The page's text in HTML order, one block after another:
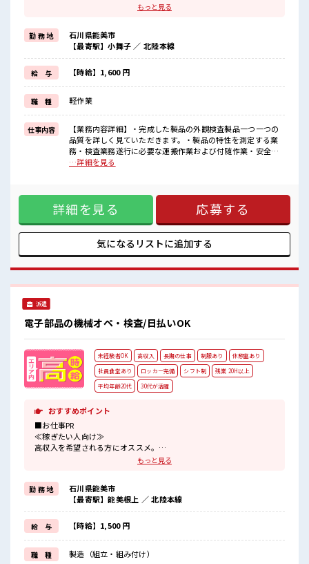
≪残業で稼げる≫
高収入を希望される方にオススメ。
残業は月20時間以上あります♪
制服があると毎日の服選びに悩まずOK♪
≪収入アップを目指せる≫
高時給だらけの派遣のお仕事です！
■職場の雰囲気
20代活躍中のフレッシュな職場です☆
しっかり休める休憩室あり！
オンオフの切替もできちゃう！
持ち物が多いあなたにもぴったり☆
ロッカー付き職場♪
もっと見る
勤 務 地
石川県能美市
【最寄駅】小舞子 ／ 北陸本線
給 与 【時給】1,600 円
職 種 軽作業
仕事内容
【業務内容詳細】・完成した製品の外観検査製品一つ一つの
品質を詳しく見ていただきます。・製品の特性を測定する業
務・検査業務遂行に必要な運搬作業および付随作業・安全衛
生活動・保全活動・5S活動の参加【取扱製品情報】自動車の
ランクがあっても大丈夫♪ 経験はちょっとだけ…という方も
OK！ ≪残業で稼げる≫ 高収入を希望される方にオススメ。
残業は月20時間以上あります♪ 制服があると毎日の服選びに
悩まずOK♪ ≪収入アップを目指せる≫ 高時給だらけの派遣
のお仕事です！ ■職場の雰囲気 20代活躍中のフレッシュな職
場です☆ しっかり休める休憩室あり！ オンオフの切替もでき
場♪
…詳細を見る
詳細を見る 応募する
気になるリストに追加する
派遣
電子部品の機械オペ・検査/日払いOK
未経験者OK 高収入 長期の仕事 制服あり
休憩室あり
社員食堂あり
ロッカー完備 シフト制
残業 20H以上
平均年齢20代
30代が活躍
おすすめポイント
■お仕事PR
≪稼ぎたい人向け≫
高収入を希望される方にオススメ。
残業は月20時間以上あります♪
制服があるので、
毎日の服装の悩み解消♪
≪未経験OKの仕事≫
新しいことにチャレンジするのは不安だけど、
しっかり働く環境が整っています！
イチからスキルUP・ステップUP目指していきましょう！
≪収入アップを目指せる≫
高時給だらけの派遣のお仕事です！
もっと見る
勤 務 地
石川県能美市
【最寄駅】能美根上 ／ 北陸本線
給 与 【時給】1,500 円
職 種 製造（組立・組み付け）